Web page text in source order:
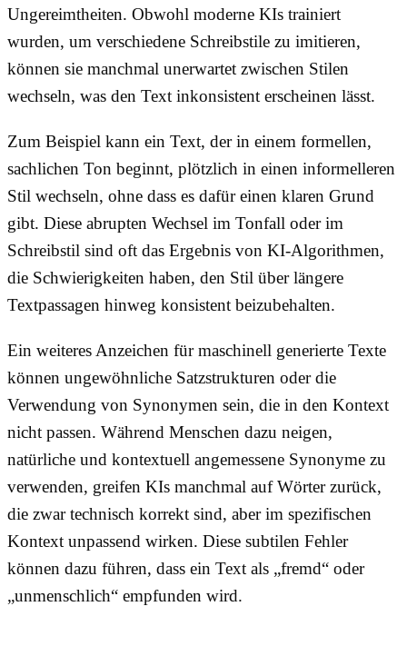
Ungereimtheiten. Obwohl moderne KIs trainiert
wurden, um verschiedene Schreibstile zu imitieren,
können sie manchmal unerwartet zwischen Stilen
wechseln, was den Text inkonsistent erscheinen lässt.
Zum Beispiel kann ein Text, der in einem formellen,
sachlichen Ton beginnt, plötzlich in einen informelleren
Stil wechseln, ohne dass es dafür einen klaren Grund
gibt. Diese abrupten Wechsel im Tonfall oder im
Schreibstil sind oft das Ergebnis von KI-Algorithmen,
die Schwierigkeiten haben, den Stil über längere
Textpassagen hinweg konsistent beizubehalten.
Ein weiteres Anzeichen für maschinell generierte Texte
können ungewöhnliche Satzstrukturen oder die
Verwendung von Synonymen sein, die in den Kontext
nicht passen. Während Menschen dazu neigen,
natürliche und kontextuell angemessene Synonyme zu
verwenden, greifen KIs manchmal auf Wörter zurück,
die zwar technisch korrekt sind, aber im spezifischen
Kontext unpassend wirken. Diese subtilen Fehler
können dazu führen, dass ein Text als „fremd“ oder
„unmenschlich“ empfunden wird.